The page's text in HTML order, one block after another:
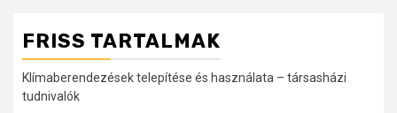
FRISS TARTALMAK
Klímaberendezések telepítése és használata – társasházi
tudnivalók